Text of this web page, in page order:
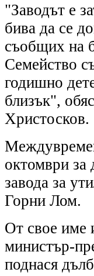
"Заводът е
бива да се
съобщих на
Семейство
годишно
близък",
Христосков.
октомври за
завода за
Горни Лом.
От свое име
министър-
поднася